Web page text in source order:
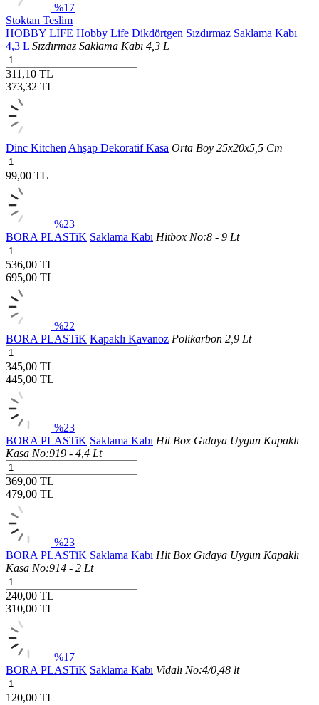
%17
Stoktan Teslim
HOBBY LİFE Hobby Life Dikdörtgen Sızdırmaz Saklama Kabı
4,3 L Sızdırmaz Saklama Kabı 4,3 L
311,10 TL
373,32 TL
Dinc Kitchen Ahşap Dekoratif Kasa Orta Boy 25x20x5,5 Cm
99,00 TL
%23
BORA PLASTiK Saklama Kabı Hitbox No:8 - 9 Lt
536,00 TL
695,00 TL
%22
BORA PLASTiK Kapaklı Kavanoz Polikarbon 2,9 Lt
345,00 TL
445,00 TL
%23
BORA PLASTiK Saklama Kabı Hit Box Gıdaya Uygun Kapaklı
Kasa No:919 - 4,4 Lt
369,00 TL
479,00 TL
%23
BORA PLASTiK Saklama Kabı Hit Box Gıdaya Uygun Kapaklı
Kasa No:914 - 2 Lt
240,00 TL
310,00 TL
%17
BORA PLASTiK Saklama Kabı Vidalı No:4/0,48 lt
120,00 TL